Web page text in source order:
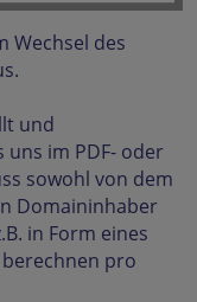
Wechsel des
und
im PDF- oder
sowohl von dem
Domaininhaber
in Form eines
pro